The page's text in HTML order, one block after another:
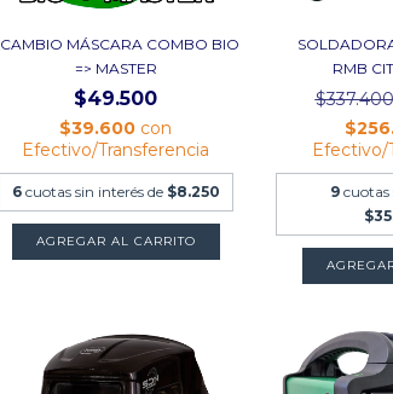
_CAMBIO MÁSCARA COMBO BIO
=> MASTER
$49.500
$39.600 con
Efectivo/Transferencia
6 cuotas sin interés de $8.250
RMB
Efectivo/
9 cuotas